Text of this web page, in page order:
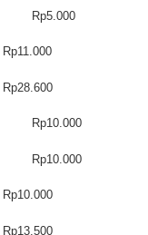
Rp5.000
Rp11.000
Rp28.600
Rp10.000
Rp10.000
Rp10.000
Rp13.500